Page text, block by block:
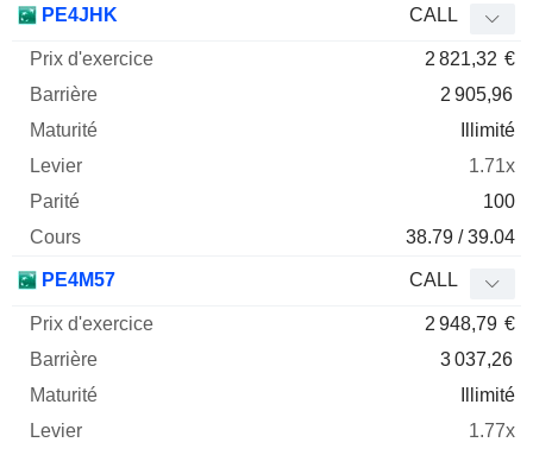
PE4JHK CALL
2 821,32 €
2 905,96
Illimité
1.71x
100
38.79 / 39.04
PE4M57 CALL
2 948,79 €
3 037,26
Illimité
1.77x